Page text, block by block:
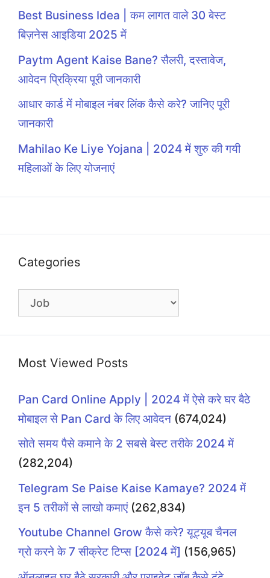
Best Business Idea | कम लागत वाले 30 बेस्ट
बिज़नेस आइडिया 2025 में
Paytm Agent Kaise Bane? सैलरी, दस्तावेज,
आवेदन प्रिक्रिया पूरी जानकारी
आधार कार्ड में मोबाइल नंबर लिंक कैसे करे? जानिए पूरी
जानकारी
Mahilao Ke Liye Yojana | 2024 में शुरु की गयी
महिलाओं के लिए योजनाएं
Categories
Categories
Most Viewed Posts
Pan Card Online Apply | 2024 में ऐसे करे घर बैठे
मोबाइल से Pan Card के लिए आवेदन (674,024)
सोते समय पैसे कमाने के 2 सबसे बेस्ट तरीके 2024 में
(282,204)
Telegram Se Paise Kaise Kamaye? 2024 में
इन 5 तरीकों से लाखो कमाएं (262,834)
Youtube Channel Grow कैसे करे? यूट्यूब चैनल
ग्रो करने के 7 सीक्रेट टिप्स [2024 में] (156,965)